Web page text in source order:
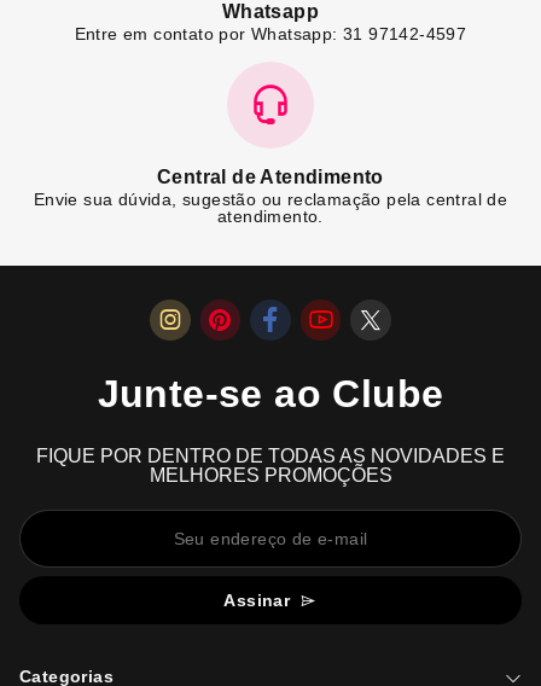
Whatsapp
Entre em contato por Whatsapp: 31 97142-4597
Central de Atendimento
Envie sua dúvida, sugestão ou reclamação pela central de
atendimento.
Junte-se ao Clube
FIQUE POR DENTRO DE TODAS AS NOVIDADES E
MELHORES PROMOÇÕES
Assinar
Categorias